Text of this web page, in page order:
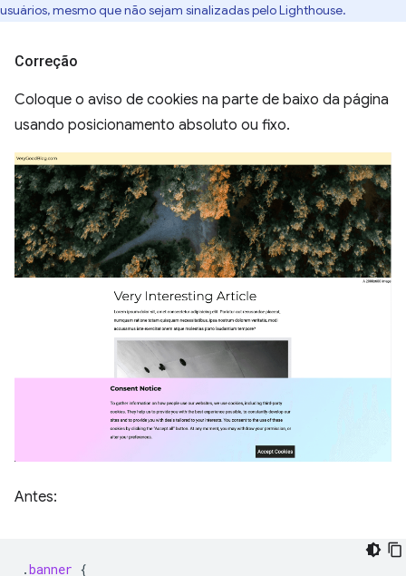
usuários, mesmo que não sejam sinalizadas pelo Lighthouse.
Correção
Coloque o aviso de cookies na parte de baixo da página
usando posicionamento absoluto ou fixo.
Antes:
.banner {